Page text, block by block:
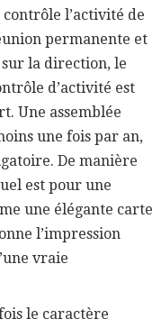
l’activité de
permanente et
la direction, le
d’activité est
Une assemblée
une fois par an,
De manière
est pour une
une élégante carte
l’impression
vraie
le caractère